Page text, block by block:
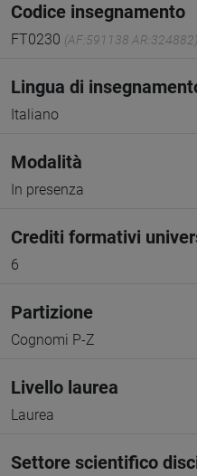
Codice insegnamento
FT0230 (AF:591138 AR:324882)
Lingua di
Italiano
Modalità
In presenza
Crediti formativi
6
Partizione
Cognomi P-Z
Livello laurea
Laurea
Settore scientifico